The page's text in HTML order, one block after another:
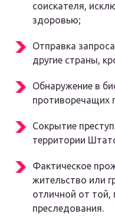
соискателя,
здоровью;
Отправка
другие страны,
Обнаружение в
противоречащих
Сокрытие
территории
Фактическое
жительство или
отличной от той,
преследования.